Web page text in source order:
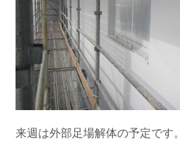
来週は外部足場解体の予定です。